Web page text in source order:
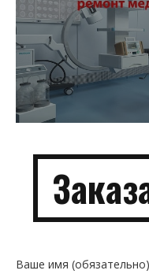
Ваше имя (обязательно)